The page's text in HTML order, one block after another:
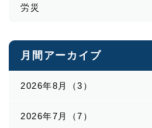
労災
月間アーカイブ
2026年8月（3）
2026年7月（7）